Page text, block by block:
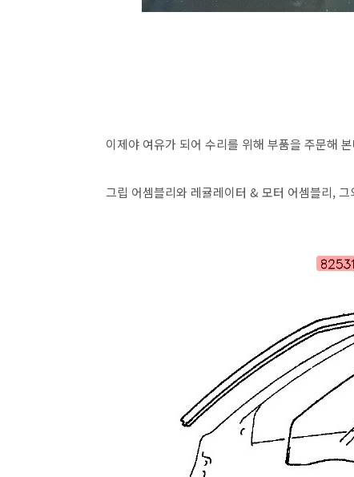
이제야 여유가 되어 수리를 위해 부품을 주문해
그립 어셈블리와 레귤레이터 & 모터 어셈블리, 그